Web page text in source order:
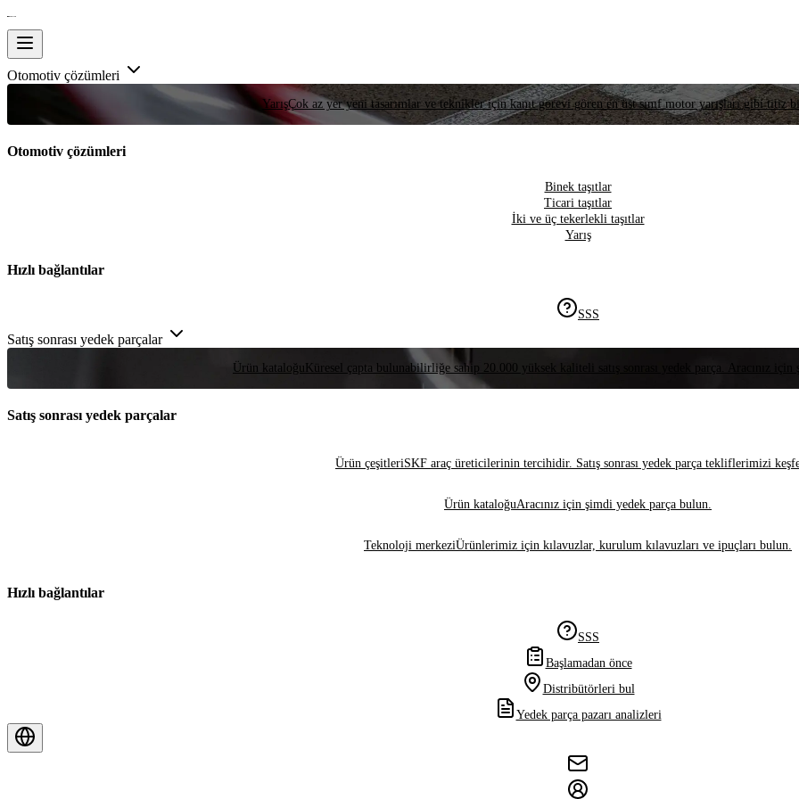
Otomotiv çözümleri
YarışÇok az yer yeni tasarımlar ve teknikler için kanıt görevi gören en üst sınıf motor yarışları gibi titiz
Otomotiv çözümleri
Binek taşıtlar
Ticari taşıtlar
İki ve üç tekerlekli taşıtlar
Yarış
Hızlı bağlantılar
SSS
Satış sonrası yedek parçalar
Ürün kataloğu Küresel çapta bulunabilirliğe sahip 20.000 yüksek kaliteli satış sonrası yedek parça. Aracınız
Satış sonrası yedek parçalar
Ürün çeşitleriSKF araç üreticilerinin tercihidir. Satış sonrası yedek parça tekliflerimizi
Ürün kataloğuAracınız için şimdi yedek parça bulun.
Teknoloji merkeziÜrünlerimiz için kılavuzlar, kurulum kılavuzları ve ipuçları bulun.
Hızlı bağlantılar
SSS
Başlamadan önce
Distribütörleri bul
Yedek parça pazarı analizleri